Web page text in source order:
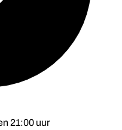
21:00 uur